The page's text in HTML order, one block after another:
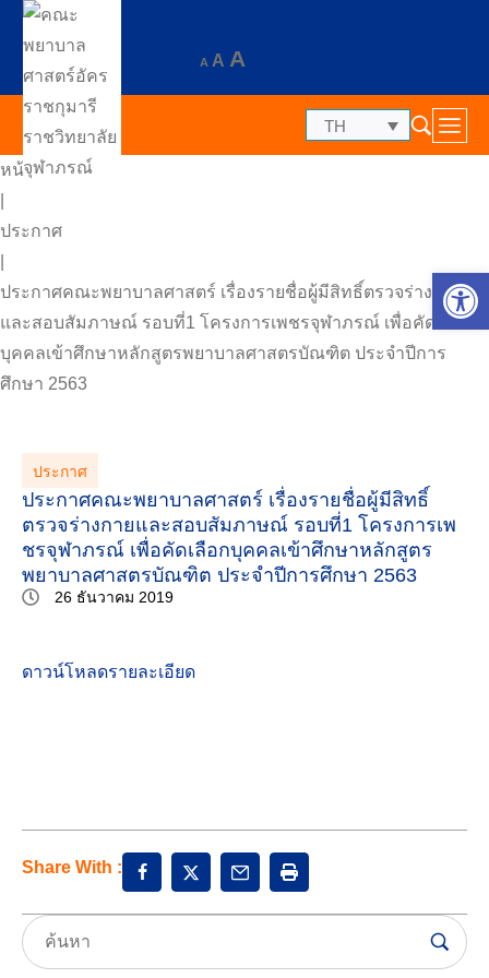
A A A
TH
หน้าแรก
ประกาศ
ประกาศคณะพยาบาลศาสตร์ เรื่องรายชื่อผู้มีสิทธิ์ตรวจร่างกาย
และสอบสัมภาษณ์ รอบที่1 โครงการเพชรจุฬาภรณ์ เพื่อคัดเลือก
บุคคลเข้าศึกษาหลักสูตรพยาบาลศาสตรบัณฑิต ประจำปีการ
ศึกษา 2563
ประกาศ
ประกาศคณะพยาบาลศาสตร์ เรื่องรายชื่อผู้มีสิทธิ์
ตรวจร่างกายและสอบสัมภาษณ์ รอบที่1 โครงการเพ
ชรจุฬาภรณ์ เพื่อคัดเลือกบุคคลเข้าศึกษาหลักสูตร
พยาบาลศาสตรบัณฑิต ประจำปีการศึกษา 2563
26 ธันวาคม 2019
ดาวน์โหลดรายละเอียด
Share With :